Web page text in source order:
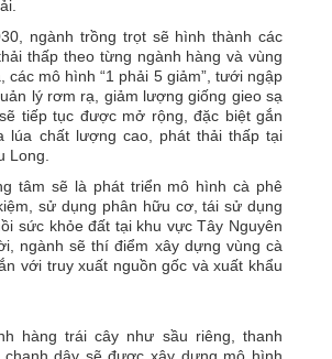
ngành trồng trọt sẽ hình thành các
thấp theo từng ngành hàng và vùng
các mô hình “1 phải 5 giảm”, tưới ngập
lý rơm rạ, giảm lượng giống gieo sạ
tiếp tục được mở rộng, đặc biệt gắn
lúa chất lượng cao, phát thải thấp tại
Long.
tâm sẽ là phát triển mô hình cà phê
sử dụng phân hữu cơ, tái sử dụng
sức khỏe đất tại khu vực Tây Nguyên
ngành sẽ thí điểm xây dựng vùng cà
với truy xuất nguồn gốc và xuất khẩu
hàng trái cây như sầu riêng, thanh
dây sẽ được xây dựng mô hình